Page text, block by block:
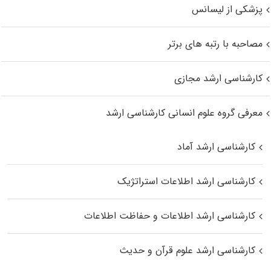
پزشکی از لیسانس
مصاحبه با رتبه های برتر
کارشناسی ارشد مجازی
معرفی گروه علوم انسانی کارشناسی ارشد
کارشناسی ارشد آماد
کارشناسی ارشد اطلاعات استراتژیک
کارشناسی ارشد اطلاعات و حفاظت اطلاعات
کارشناسی ارشد علوم قرآن و حدیث